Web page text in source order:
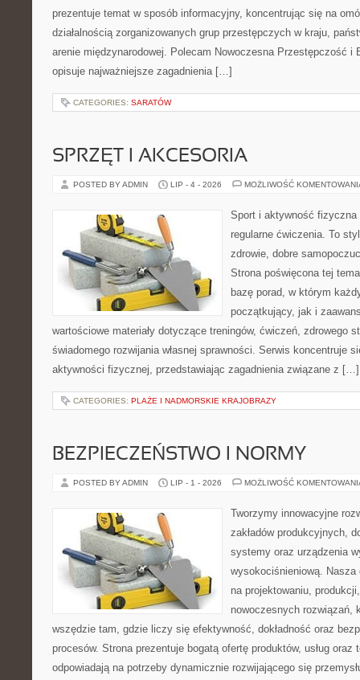
prezentuje temat w sposób informacyjny, koncentrując się na
działalnością zorganizowanych grup przestępczych w kraju,
arenie międzynarodowej. Polecam Nowoczesna Przestępczość i
opisuje najważniejsze zagadnienia […]
CATEGORIES: SARATÓW
SPRZĘT I AKCESORIA
POSTED BY ADMIN LIP - 4 - 2026 MOŻLIWOŚĆ
Sport i aktywność
regularne ćwiczenia. To
zdrowie, dobre
Strona poświęcona tej
bazę porad, w którym
początkujący, jak i
wartościowe materiały dotyczące treningów, ćwiczeń, zdrowego
świadomego rozwijania własnej sprawności. Serwis koncentruje
aktywności fizycznej, przedstawiając zagadnienia związane z […]
CATEGORIES: PLAŻE I NADMORSKIE KRAJOBRAZY
BEZPIECZEŃSTWO I NORMY
POSTED BY ADMIN LIP - 1 - 2026 MOŻLIWOŚĆ
Tworzymy innowacyjne
zakładów produkcyjnych,
systemy oraz urządzenia
wysokociśnieniową. Nasza
na projektowaniu,
nowoczesnych rozwiązań,
wszędzie tam, gdzie liczy się efektywność, dokładność oraz
procesów. Strona prezentuje bogatą ofertę produktów, usług oraz
odpowiadają na potrzeby dynamicznie rozwijającego się